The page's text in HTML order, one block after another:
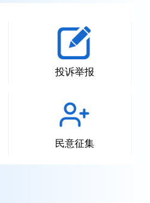
投诉举报
民意征集